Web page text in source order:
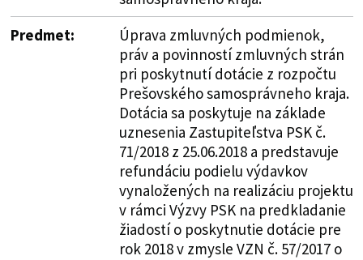
Predmet:
Úprava zmluvných podmienok,
práv a povinností zmluvných strán
pri poskytnutí dotácie z rozpočtu
Prešovského samosprávneho kraja.
Dotácia sa poskytuje na základe
uznesenia Zastupiteľstva PSK č.
71/2018 z 25.06.2018 a predstavuje
refundáciu podielu výdavkov
vynaložených na realizáciu projektu
v rámci Výzvy PSK na predkladanie
žiadostí o poskytnutie dotácie pre
rok 2018 v zmysle VZN č. 57/2017 o